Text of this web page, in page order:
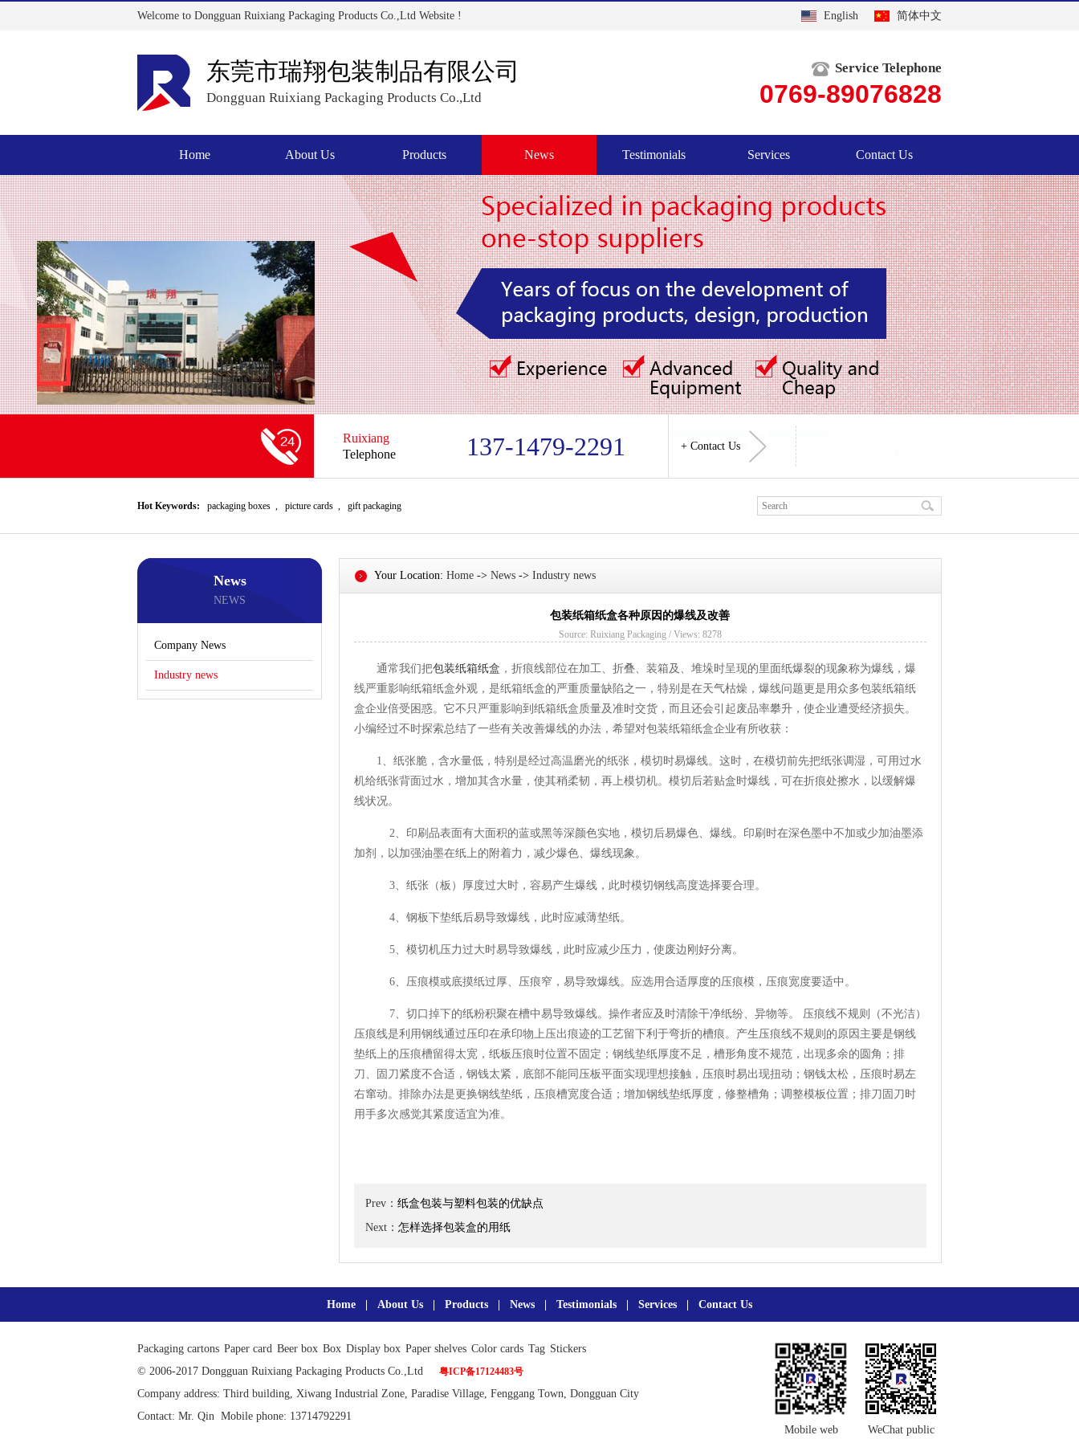
Welcome to Dongguan Ruixiang Packaging Products Co.,Ltd Website ! English 简体中文
东莞市瑞翔包装制品有限公司
Dongguan Ruixiang Packaging Products Co.,Ltd
Service Telephone
0769-89076828
Home About Us Products News Testimonials Services Contact Us
Ruixiang
Telephone
137-1479-2291 + Contact Us
Hot Keywords: packaging boxes , picture cards , gift packaging
News
NEWS
Company News
Industry news
Your Location: Home-> News-> Industry news
包装纸箱纸盒各种原因的爆线及改善
Source: Ruixiang Packaging / Views: 8278
通常我们把包装纸箱纸盒 ，折痕线部位在加工、折叠、装箱及、堆垛时呈现的里面纸爆裂的现象称为爆线，爆
线严重影响纸箱纸盒外观，是纸箱纸盒的严重质量缺陷之一，特别是在天气枯燥，爆线问题更是用众多包装纸箱纸
盒企业倍受困惑。它不只严重影响到纸箱纸盒质量及准时交货，而且还会引起废品率攀升，使企业遭受经济损失。
小编经过不时探索总结了一些有关改善爆线的办法，希望对包装纸箱纸盒企业有所收获：
1、纸张脆，含水量低，特别是经过高温磨光的纸张，模切时易爆线。这时，在模切前先把纸张调湿，可用过水
机给纸张背面过水，增加其含水量，使其稍柔韧，再上模切机。模切后若贴盒时爆线，可在折痕处擦水，以缓解爆
线状况。
2、印刷品表面有大面积的蓝或黑等深颜色实地，模切后易爆色、爆线。印刷时在深色墨中不加或少加油墨添
加剂，以加强油墨在纸上的附着力，减少爆色、爆线现象。
3、纸张（板）厚度过大时，容易产生爆线，此时模切钢线高度选择要合理。
4、钢板下垫纸后易导致爆线，此时应减薄垫纸。
5、模切机压力过大时易导致爆线，此时应减少压力，使废边刚好分离。
6、压痕模或底摸纸过厚、压痕窄，易导致爆线。应选用合适厚度的压痕模，压痕宽度要适中。
7、切口掉下的纸粉积聚在槽中易导致爆线。操作者应及时清除干净纸纷、异物等。 压痕线不规则（不光洁）
压痕线是利用钢线通过压印在承印物上压出痕迹的工艺留下利于弯折的槽痕。产生压痕线不规则的原因主要是钢线
垫纸上的压痕槽留得太宽，纸板压痕时位置不固定；钢线垫纸厚度不足，槽形角度不规范，出现多余的圆角；排
刀、固刀紧度不合适，钢钱太紧，底部不能同压板平面实现理想接触，压痕时易出现扭动；钢钱太松，压痕时易左
右窜动。排除办法是更换钢线垫纸，压痕槽宽度合适；增加钢线垫纸厚度，修整槽角；调整模板位置；排刀固刀时
用手多次感觉其紧度适宜为准。
Prev： 纸盒包装与塑料包装的优缺点
Next： 怎样选择包装盒的用纸
Home About Us Products News Testimonials Services Contact Us
Packaging cartons Paper card Beer box Box Display box Paper shelves Color cards Tag Stickers
© 2006-2017 Dongguan Ruixiang Packaging Products Co.,Ltd 粤ICP备17124483号
Company address: Third building, Xiwang Industrial Zone, Paradise Village, Fenggang Town, Dongguan City
Contact: Mr. Qin Mobile phone: 13714792291
Mobile web
WeChat public